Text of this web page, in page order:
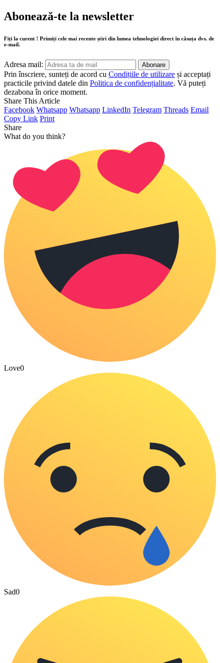
Abonează-te la newsletter
Fiți la curent ! Primiți cele mai recente știri din lumea tehnologiei direct în căsuța dvs. de
e-mail.
Adresa mail:
Prin înscriere, sunteți de acord cu Condițiile de utilizare și acceptați
practicile privind datele din Politica de confidențialitate. Vă puteți
dezabona în orice moment.
Share This Article
Facebook Whatsapp Whatsapp LinkedIn Telegram Threads Email
Copy Link Print
Share
What do you think?
Love0
Sad0